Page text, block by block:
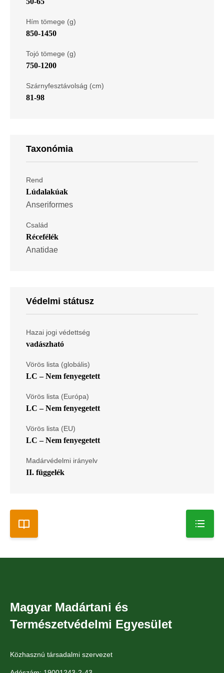
Hím tömege (g)
850-1450
Tojó tömege (g)
750-1200
Szárnyfesztávolság (cm)
81-98
Taxonómia
Rend
Lúdalakúak
Anseriformes
Család
Récefélék
Anatidae
Védelmi státusz
Hazai jogi védettség
vadászható
Vörös lista (globális)
LC – Nem fenyegetett
Vörös lista (Európa)
LC – Nem fenyegetett
Vörös lista (EU)
LC – Nem fenyegetett
Madárvédelmi irányelv
II. függelék
Magyar Madártani és
Természetvédelmi Egyesület
Közhasznú társadalmi szervezet